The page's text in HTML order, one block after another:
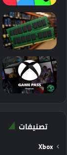
تصنيفات
Xbox